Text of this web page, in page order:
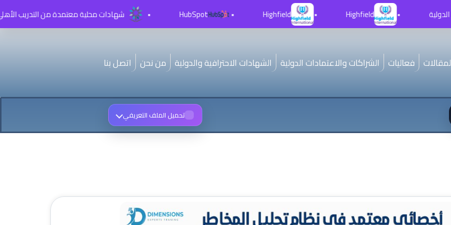
شهادات محلية معتمدة من التدريب الأهلي TVTC HubSpot Highfield Highfield
فعاليات الشراكات والاعتمادات الدولية الشهادات الاحترافية والدولية من نحن اتصل بنا
تحميل الملف التعريفي